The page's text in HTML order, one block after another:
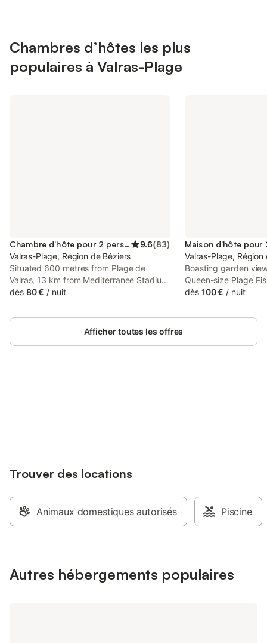
Chambres d’hôtes les plus
populaires à Valras-Plage
Chambre d’hôte pour 2 personnes 9.6(83)
Valras-Plage, Région de Béziers
Situated 600 metres from Plage de
Valras, 13 km from Mediterranee Stadium
and 15 km from Fonserannes Lock, La
accommodation located in Valras-Plage.
dès 80 € / nuit
Maison d’hôte pour
Valras-Plage, Région
Boasting garden
Queen-size Plage
accommodation
de Valras. Free WiFi
dès 100 € / nuit
Afficher toutes les offres
Trouver des locations
Animaux domestiques autorisés Piscine
Autres hébergements populaires